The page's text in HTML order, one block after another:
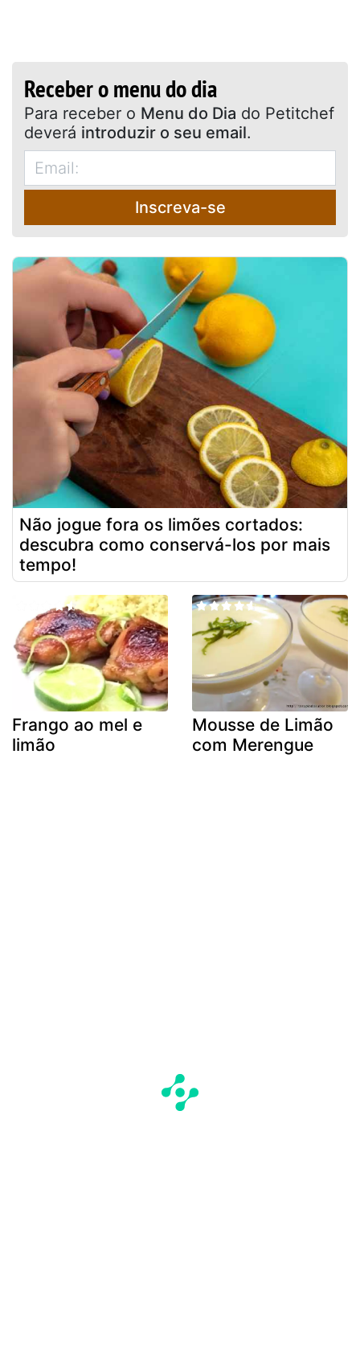
Receber o menu do dia
Para receber o Menu do Dia do Petitchef
deverá introduzir o seu email.
Inscreva-se
Não jogue fora os limões cortados:
descubra como conservá-los por mais
tempo!
Frango ao mel e
limão
Mousse de Limão
com Merengue